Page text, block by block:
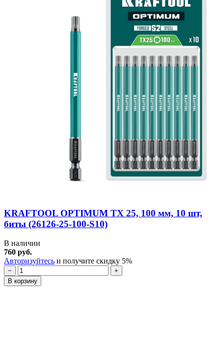
KRAFTOOL OPTIMUM TX 25, 100 мм, 10 шт,
биты (26126-25-100-S10)
В наличии
760 руб.
Авторизуйтесь и получите скидку 5%
−
+
В корзину